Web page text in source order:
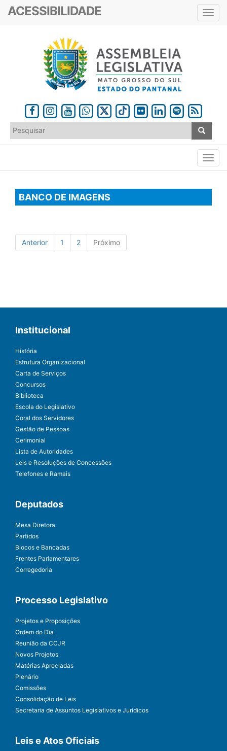
ACESSIBILIDADE
BANCO DE IMAGENS
Anterior 1 2 Próximo
Institucional
História
Estrutura Organizacional
Carta de Serviços
Concursos
Biblioteca
Escola do Legislativo
Coral dos Servidores
Gestão de Pessoas
Cerimonial
Lista de Autoridades
Leis e Resoluções de Concessões
Telefones e Ramais
Deputados
Mesa Diretora
Partidos
Blocos e Bancadas
Frentes Parlamentares
Corregedoria
Processo Legislativo
Projetos e Proposições
Ordem do Dia
Reunião da CCJR
Novos Projetos
Matérias Apreciadas
Plenário
Comissões
Consolidação de Leis
Secretaria de Assuntos Legislativos e Jurídicos
Leis e Atos Oficiais